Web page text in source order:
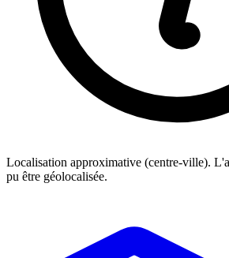
Localisation approximative (centre-ville).
pu être géolocalisée.